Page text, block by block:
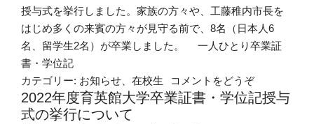
授与式を挙行しました。家族の方々や、工藤稚内市長を
はじめ多くの来賓の方々が見守る前で、8名（日本人6
名、留学生2名）が卒業しました。 一人ひとり卒業証
書・学位記
カテゴリー: お知らせ 在校生 コメントをどうぞ(決意を新
2022年度育英館大学卒業証書・学位記授与
式の挙行について